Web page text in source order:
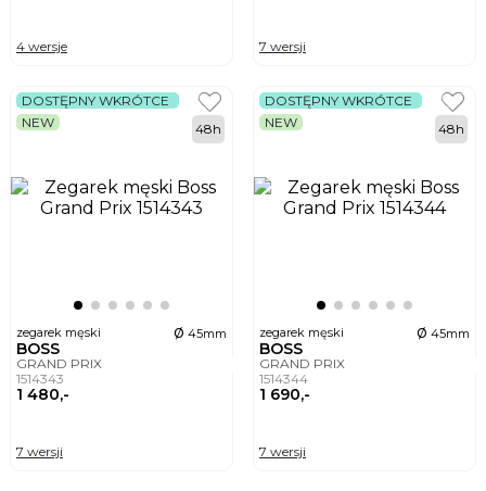
4 wersje 7 wersji
zegarek męski ø 45mm
BOSS
GRAND PRIX
1514343
1 480,-
DOSTĘPNY WKRÓTCE
NEW
48h
7 wersji
zegarek męski ø 45mm
BOSS
GRAND PRIX
1514344
1 690,-
DOSTĘPNY WKRÓTCE
NEW
48h
7 wersji